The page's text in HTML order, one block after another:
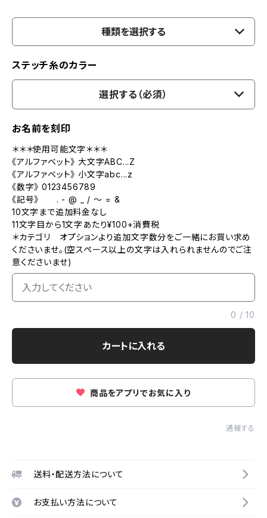
種類を選択する
ステッチ糸のカラー
選択する（必須）
お名前を刻印
＊＊＊使用可能文字＊＊＊
《アルファベット》 大文字ABC...Z
《アルファベット》 小文字abc...z
《数字》 0123456789
《記号》 . - @ _ / 〜 = &
10文字まで追加料金なし
11文字目から1文字あたり¥100+消費税
＊カテゴリ オプションより追加文字数分をご一緒にお買い求め
くださいませ。(空スペース以上の文字は入れられませんのでご注
意くださいませ)
0 /10
カートに入れる
商品をアプリでお気に入り
通報する
送料・配送方法について
お支払い方法について